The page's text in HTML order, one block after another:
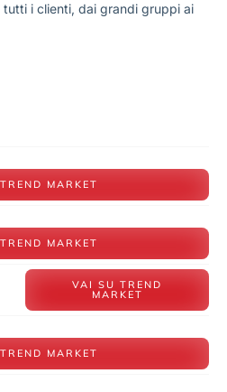
i clienti, dai grandi gruppi ai
MARKET
MARKET
VAI SU TREND
MARKET
MARKET